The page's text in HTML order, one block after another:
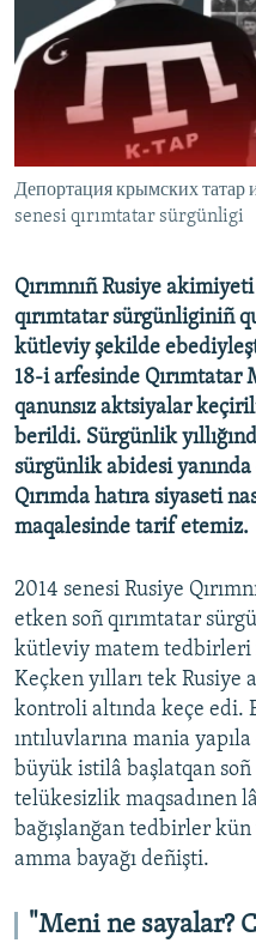
Русский
Українською
Депортация крымских татар
senesi qırımtatar sürgünligi
Qırımnıñ Rusiye
qırımtatar sürgünliginiñ
kütleviy şekilde
18-i arfesinde
qanunsız aktsiyalar
berildi. Sürgünlik
sürgünlik abidesi yanında
Qırımda hatıra siyaseti
maqalesinde tarif etemiz.
2014 senesi Rusiye
etken soñ qırımtatar
kütleviy matem tedbirleri
Keçken yılları tek
kontroli altında keçe edi.
ıntıluvlarına mania
büyük istilâ başlatqan
telükesizlik maqsadınen
bağışlanğan tedbirler
amma bayağı deñişti.
"Meni ne sayalar?